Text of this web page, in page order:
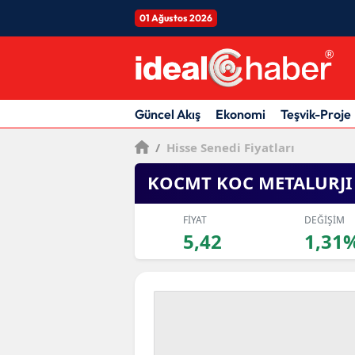
01 Ağustos 2026
Güncel Akış Ekonomi Teşvik-Proje
/ Hisse Senedi Fiyatları
KOCMT KOC METALURJI
FİYAT
5,42
DEĞİŞİM